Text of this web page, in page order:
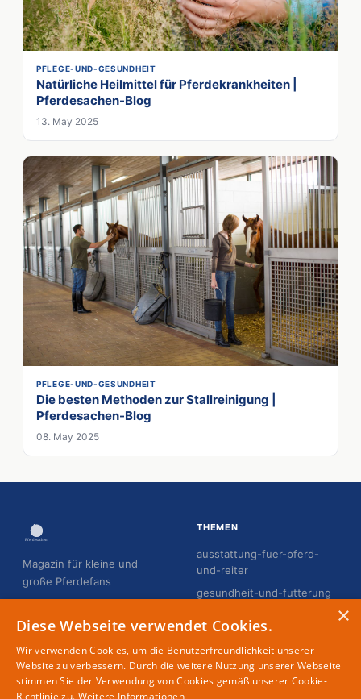
PFLEGE-UND-GESUNDHEIT
Natürliche Heilmittel für Pferdekrankheiten |
Pferdesachen-Blog
13. May 2025
PFLEGE-UND-GESUNDHEIT
Die besten Methoden zur Stallreinigung |
Pferdesachen-Blog
08. May 2025
Magazin für kleine und
große Pferdefans
THEMEN
ausstattung-fuer-pferd-
und-reiter
gesundheit-und-futterung
reiten-fur-erwachsene
reiten-fur-kinder
×
Diese Webseite verwendet Cookies.
Wir verwenden Cookies, um die Benutzerfreundlichkeit unserer
Website zu verbessern. Durch die weitere Nutzung unserer Webseite
stimmen Sie der Verwendung von Cookies gemäß unserer Cookie-
Richtlinie zu. Weitere Informationen